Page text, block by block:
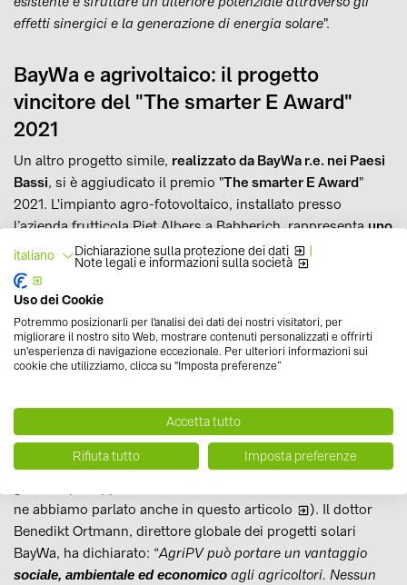
effetti sinergici e la generazione di energia solare".
BayWa e agrivoltaico: il progetto
vincitore del "The smarter E Award"
2021
Un altro progetto simile, realizzato da BayWa r.e. nei Paesi
Bassi, si è aggiudicato il premio "The smarter E Award"
2021. L'impianto agro-fotovoltaico, installato presso
l’azienda frutticola Piet Albers a Babberich, rappresentauno
dei più grandi progetti AgriPV in Europaed è dedicato a
colture di ribes rosso, mirtilli, more e fragole. L'estensione
rispetto al sistema APV preesistente ha visto l’installazione
di 10.250 pannelli solari su 3,2 ettari di colture, per una
potenza complessiva di 2,7 MW (in grado di soddisfare i
consumi elettrici di circa 1.250 famiglie della zona). I
con una resa delle bacche che è aumentata del 6,5%. La
giuria internazionale ha votato all'unanimità questo
progetto, del quale è stato sottolineato il potenziale a livello
ne abbiamo parlato anche in questo articolo
). Il dottor
Benedikt Ortmann, direttore globale dei progetti solari
BayWa, ha dichiarato: “AgriPV può portare un vantaggio
sociale, ambientale ed economico agli agricoltori. Nessun
italiano Dichiarazione sulla protezione dei dati |
Note legali e informazioni sulla società
Uso dei Cookie
Potremmo posizionarli per l'analisi dei dati dei nostri visitatori, per
migliorare il nostro sito Web, mostrare contenuti personalizzati e offrirti
un'esperienza di navigazione eccezionale. Per ulteriori informazioni sui
cookie che utilizziamo, clicca su "Imposta preferenze”
Accetta tutto
Rifiuta tutto Imposta preferenze